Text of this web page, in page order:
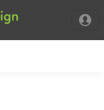
Hadrien Design